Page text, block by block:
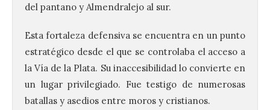
del pantano y Almendralejo al sur.
Esta fortaleza defensiva se encuentra en un punto
estratégico desde el que se controlaba el acceso a
la Vía de la Plata. Su inaccesibilidad lo convierte en
un lugar privilegiado. Fue testigo de numerosas
batallas y asedios entre moros y cristianos.